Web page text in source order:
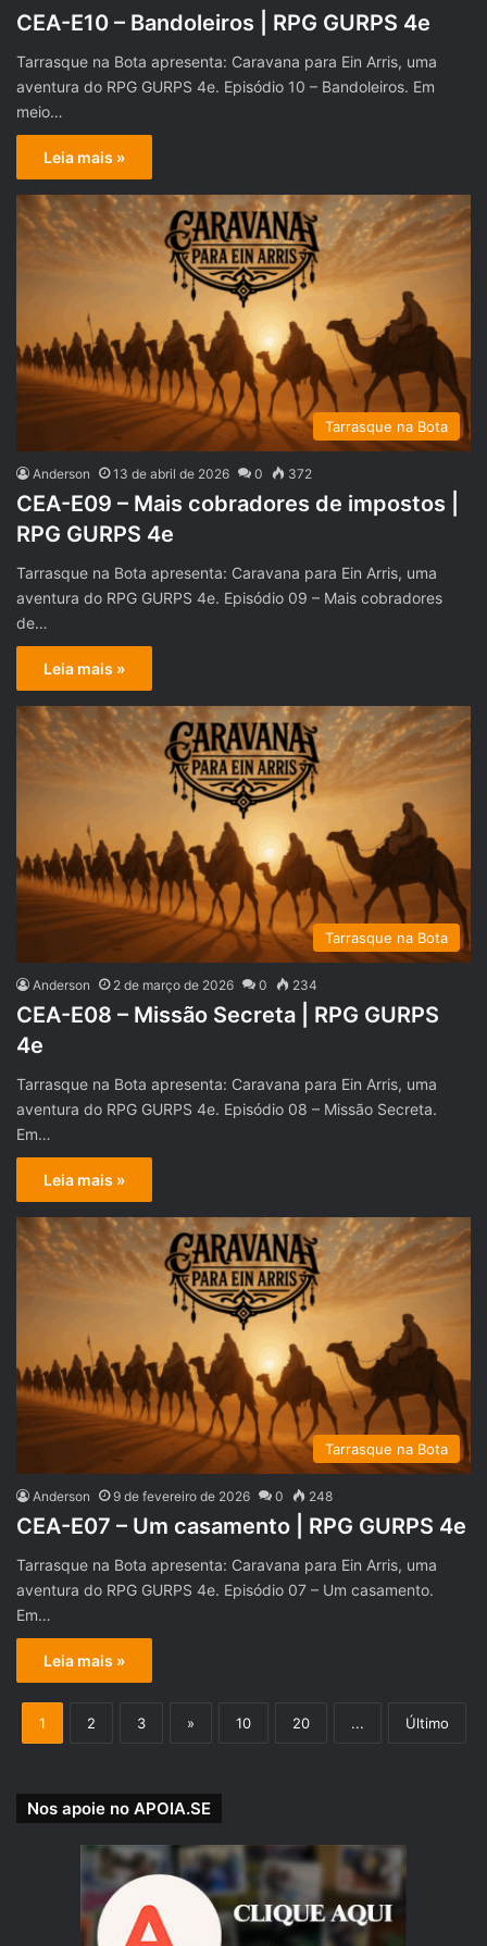
CEA-E10 – Bandoleiros | RPG GURPS 4e
Tarrasque na Bota apresenta: Caravana para Ein Arris, uma
aventura do RPG GURPS 4e. Episódio 10 – Bandoleiros. Em
meio…
Leia mais »
Tarrasque na Bota
Anderson 13 de abril de 2026 0 372
CEA-E09 – Mais cobradores de impostos |
RPG GURPS 4e
Tarrasque na Bota apresenta: Caravana para Ein Arris, uma
aventura do RPG GURPS 4e. Episódio 09 – Mais cobradores
de…
Leia mais »
Tarrasque na Bota
Anderson 2 de março de 2026 0 234
CEA-E08 – Missão Secreta | RPG GURPS
4e
Tarrasque na Bota apresenta: Caravana para Ein Arris, uma
aventura do RPG GURPS 4e. Episódio 08 – Missão Secreta.
Em…
Leia mais »
Tarrasque na Bota
Anderson 9 de fevereiro de 2026 0 248
CEA-E07 – Um casamento | RPG GURPS 4e
Tarrasque na Bota apresenta: Caravana para Ein Arris, uma
aventura do RPG GURPS 4e. Episódio 07 – Um casamento.
Em…
Leia mais »
1 2 3 » 10 20 ... Último
Nos apoie no APOIA.SE